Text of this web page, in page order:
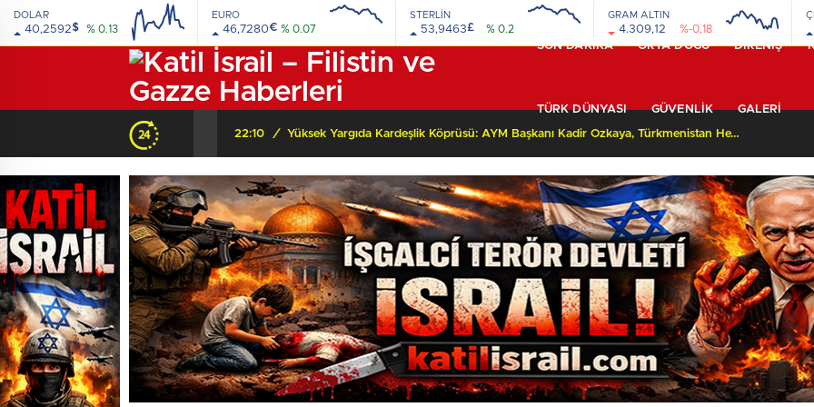
DOLAR
40,2592$ % 0.13
EURO
46,7280€ % 0.07
STERLİN
53,9463£ % 0.2
GRAM ALTIN
4.309,12 %-0,18
SON DAKİKA
ORTA DOĞU DİRENİŞ
TÜRK DÜNYASI GÜVENLİK GALERI
22:10 / Yüksek Yargıda Kardeşlik Köprüsü: AYM Başkanı Kadir Özkaya, Türkmenistan Heyetini Kabul Ettti!